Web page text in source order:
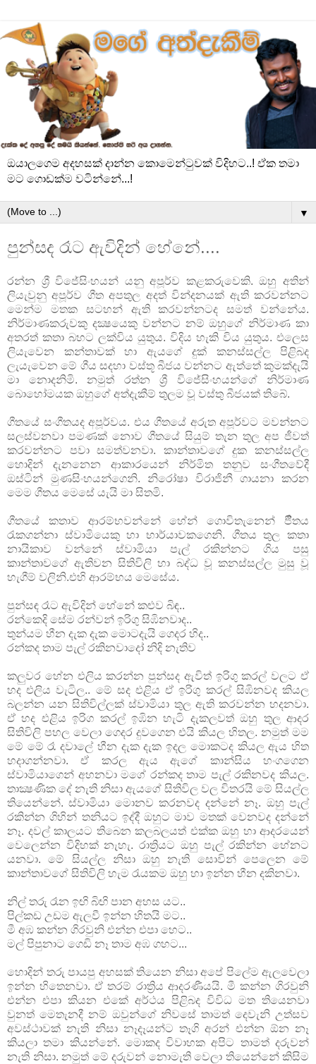
ඔයාලගෙම අදහසක් දාන්න කොමෙන්ටුවක් විදිහට..! ඒක තමා
මට ගොඩක්ම වටින්නේ...!
▼
පුන්සද රෑට ඇවිදින් හේනේ....
රන්න ශ්‍රී විජේසිංහයන් යනු අපූර්ව කළකරුවෙකි. ඔහු අතින්
ලියැවුනු අපූර්ව ගීත අපතුල අදත් වින්දනයක් ඇති කරවන්නට
මෙන්ම මතක සටහන් ඇති කරවන්නටද සමත් වන්නේය.
නිර්මාණකරුවකු දක්‍ෂයෙකු වන්නට නම් ඔහුගේ නිර්මාණ කා
අතරත් කතා බහට ලක්විය යුතුය. විදිය හැකි විය යුතුය. එලෙස
ලියැවෙන කන්තාවක් හා ඇයගේ දුක් කනස්සල්ල පිළිබද
ලැයැවෙන මේ ගීය සදහා වස්තූ බීජය වන්නට ඇත්තේ කුමක්දැයි
මා නොදනිමි. නමුත් රත්න ශ්‍රී විජේසිංහයන්ගේ නිර්මාණ
බොහෝමයක ඔහුගේ අත්දැකීම් තුලම වූ වස්තු බීජයක් තිබේ.
ගීතයේ සංගීතයද අපූර්වය. එය ගීතයේ අරුත අපූර්වට මවන්නට
සලස්වනවා පමණක් නොව ගීතයේ සියුම් තැන තුල අප ජීවත්
කරවන්නට පවා සමත්වනවා. කාන්තාවගේ දුක කනස්සල්ල
හොදින් දැනනෙන ආකාරයෙන් නිර්මිත තනුව සංගීතවේදී
ඔස්ටින් මුණසිංහයන්ගෙනි. නිරෝෂා විරාජිනී ගායනා කරන
මෙම ගීතය මෙසේ යැයි මා සිතමි.
ගීතයේ කතාව ආරම්භවන්නේ හේන් ගොවිතැනෙන් ජීිතය
රැකගන්නා ස්වාමියෙකු හා භාර්යාවකගෙනි. ගීතය තුල කතා
නායිකාව වන්නේ ස්වාමියා පැල් රකින්නට ගිය පසු
කාන්තාවගේ ඇතිවන සිතිවිලි හා බද්ධ වූ කනස්සල්ල මුසු වූ
හැගීම් වලිනි.එහි ආරම්භය මෙසේය.
පුන්සඳ රෑට ඇවිදින් හේනේ කළුව බිඳ..
රන්කෙදි සේම රන්වන් ඉරිගු සිඹිනවාද..
තුන්යම හීන දැක දැක මොටදැයි ගෙදර හිද..
රන්කද තාම පැල් රකිනවාදෝ නිදි නැතිව
කලුවර හේන එලිය කරන්න පුන්සද ඇවිත් ඉරිගු කරල් වලට ඒ
හද එලිය වැටිල.. මේ සද එළිය ඒ ඉරිගු කරල් සිඹිනවද කියල
බලන්න යන සිතිවිල්ලක් ස්වාමියා තුල ඇති කරවන්න හදනවා.
ඒ හද එළිය ඉරිග කරල් ඉඹින හැටි දැකලවත් ඔහු තුල ආදර
සිතිවිලි පහල වෙලා ගෙදර දුවගෙන එයි කියල හිතල. නමුත් මම
මේ මේ රෑ දවාලේ හීන දැක දැක ඉදල මොකටද කියල ඇය හිත
හදාගන්නවා. ඒ කරල ඇය ඇගේ කාන්සිය හංගගෙන
ස්වාමියාගෙන් අහනවා මගේ රන්කද තාම පැල් රකිනවද කියල.
තාක්‍ෂණික දේ නැති නිසා ඇයගේ සිතිවිල වල විතරයි මේ සියල්ල
තියෙන්නේ. ස්වාමියා මොනව කරනවද දන්නේ නෑ. ඔහු පැල්
රකින්න ගිහින් තනියට ඉද්දී ඔහුට මාව මතක් වෙනවද දන්නේ
නෑ. දවල් කාලයට තිබෙන කලබලයත් එක්ක ඔහු හා ආදරයෙන්
වෙලෙන්න විදිහක් නැහැ. රාත්‍රියට ඔහු පැල් රකින්න හේනට
යනවා. මේ සියල්ල නිසා ඔහු නැති සොවින් පෙලෙන මේ
කාන්තාවගේ සිතිවිලි හැම රැයකම ඔහු හා ඉන්න හීන දකිනවා.
නිල් තරු රෑන ඉඟි බිඟි පාන අහස යට..
පිල්කඩ උඩම ඇලවී ඉන්න හිතයි මට..
මී අඹ කන්න ගිරවුනි එන්න එපා හෙට..
මල් පිපුනාට ගෙඩි නෑ තාම අඹ ගහට...
හොදින් තරු පායපු අහසක් තියෙන නිසා අපේ පිලේම ඇලවෙලා
ඉන්න හිතෙනවා. ඒ තරම් රාත්‍රිය ආදරණීයයි. මී කන්න ගිරවුනි
එන්න එපා කියන එකේ අර්ථය පිළිබද විවිධ මත තියෙනවා
වුනත් මෙතැනදී නම් ඔවුන්ගේ නිවසේ තාමත් දෙවැනි උත්සව
අවස්ථාවක් නැති නිසා නෑදෑයන්ට තෑගි අරන් එන්න ඕන නෑ
කියලා තමා කියන්නේ. මොකද විවාහක අපිට තාමත් දරුවන්
නැති නිසා. නමුත් මේ දරුවන් නොමැති වෙලා තියෙන්නේ කිසිම